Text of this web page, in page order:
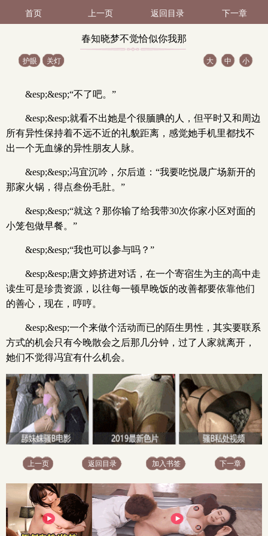
首页 上一页 返回目录 下一章
春知晓梦不觉恰似你我那
护眼 关灯 大 中 小
&esp;&esp;“不了吧。”
&esp;&esp;就看不出她是个很腼腆的人，但平时又和周边
所有异性保持着不远不近的礼貌距离，感觉她手机里都找不
出一个无血缘的异性朋友人脉。
&esp;&esp;冯宜沉吟，尔后道：“我要吃悦晟广场新开的
那家火锅，得点叁份毛肚。”
&esp;&esp;“就这？那你输了给我带30次你家小区对面的
小笼包做早餐。”
&esp;&esp;“我也可以参与吗？”
&esp;&esp;唐文婷挤进对话，在一个寄宿生为主的高中走
读生可是珍贵资源，以往每一顿早晚饭的改善都要依靠他们
的善心，现在，哼哼。
&esp;&esp;一个来做个活动而已的陌生男性，其实要联系
方式的机会只有今晚散会之后那几分钟，过了人家就离开，
她们不觉得冯宜有什么机会。
上一页 返回目录 加入书签 下一章